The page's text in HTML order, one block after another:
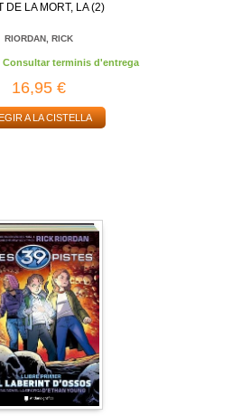
DE LA MORT, LA (2)
RIORDAN, RICK
Consultar terminis d'entrega
16,95 €
A LA CISTELLA